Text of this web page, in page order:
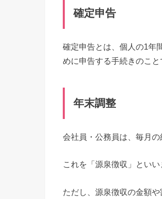
確定申告
確定申告とは、個人の1年
めに申告する手続きのこと
年末調整
会社員・公務員は、毎月
これを「源泉徴収」といい
ただし、源泉徴収の金額